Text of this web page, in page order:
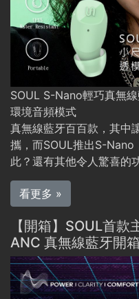
SOUL S-Nano輕巧真無
環境音頻模式
真無線藍牙百百款，其中
攜，而SOUL推出S-Nano
此？還有其他令人驚喜的
看更多 »
【開箱】SOUL首
ANC 真無線藍牙開